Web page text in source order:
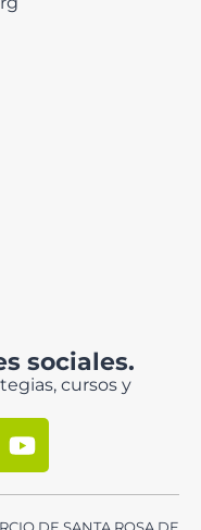
sociales.
cursos y